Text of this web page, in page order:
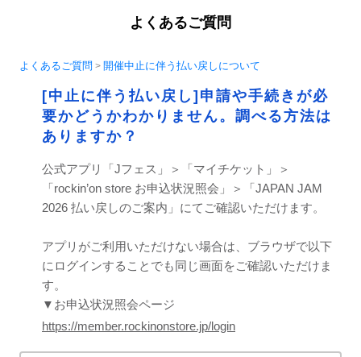
よくあるご質問
よくあるご質問 > 開催中止に伴う払い戻しについて
[中止に伴う払い戻し]申請や手続きが必
要かどうかわかりません。調べる方法は
ありますか？
公式アプリ「Jフェス」＞「マイチケット」＞
「rockin’on store お申込状況照会」＞「JAPAN JAM
2026 払い戻しのご案内」にてご確認いただけます。
アプリがご利用いただけない場合は、ブラウザで以下
にログインすることでも同じ画面をご確認いただけま
す。
▼お申込状況照会ページ
https://member.rockinonstore.jp/login